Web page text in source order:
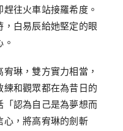
往火車站接羅希度。
，白易辰給她堅定的眼
琳，雙方實力相當，
和觀眾都在為昔日的
認為自己是為夢想而
心，將高宥琳的劍斬